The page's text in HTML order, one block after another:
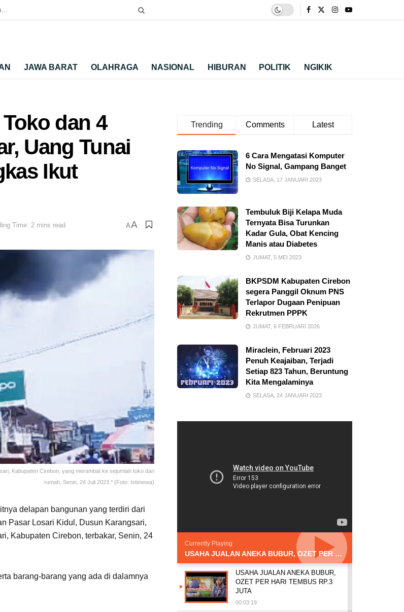
JAWA BARAT OLAHRAGA NASIONAL HIBURAN POLITIK NGIKIK
dan 4
Uang Tunai
Ikut
Time: 2 mins read AA
Kabupaten Cirebon, yang merambat ke sejumlah toko dan
rumah, Senin, 24 Juli 2023.* (Foto: Istimewa)
delapan bangunan yang terdiri dari
Pasar Losari Kidul, Dusun Karangsari,
Kabupaten Cirebon, terbakar, Senin, 24
barang-barang yang ada di dalamnya
Trending Comments Latest
6 Cara Mengatasi Komputer
No Signal, Gampang Banget
SELASA, 17 JANUARI 2023
Tembuluk Biji Kelapa Muda
Ternyata Bisa Turunkan
Kadar Gula, Obat Kencing
Manis atau Diabetes
JUMAT, 5 MEI 2023
BKPSDM Kabupaten Cirebon
segera Panggil Oknum PNS
Terlapor Dugaan Penipuan
Rekrutmen PPPK
JUMAT, 6 FEBRUARI 2026
Miraclein, Februari 2023
Penuh Keajaiban, Terjadi
Setiap 823 Tahun, Beruntung
Kita Mengalaminya
SELASA, 24 JANUARI 2023
Currently Playing
USAHA JUALAN ANEKA BUBUR, OZET PER HARI TEMBUS RP.3 JUTA
USAHA JUALAN ANEKA BUBUR,
OZET PER HARI TEMBUS RP.3
JUTA
00:03:19